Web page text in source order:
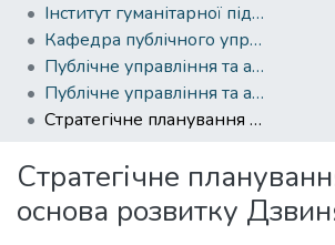
Інститут гуманітарної підготовки та державного управління
Кафедра публічного управління та адміністрування
Публічне управління та адміністрування (рівень магістр)
Публічне управління та адміністрування, магістр, 2021
Стратегічне планування як основа розвитку Дзвиняцької ТГ
Стратегічне
основа розвитку